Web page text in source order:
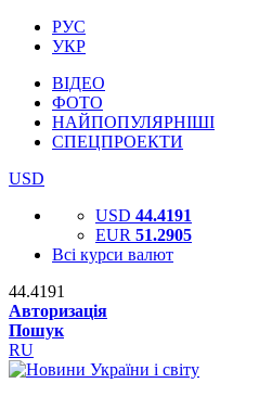
РУС
УКР
ВІДЕО
ФОТО
НАЙПОПУЛЯРНІШІ
СПЕЦПРОЕКТИ
USD
USD 44.4191
EUR 51.2905
Всі курси валют
44.4191
Авторизація
Пошук
RU